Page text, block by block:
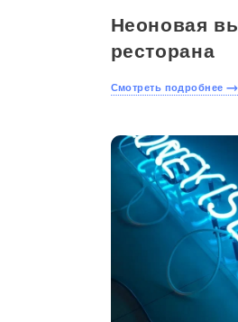
Неоновая
ресторана
Смотреть подробнее